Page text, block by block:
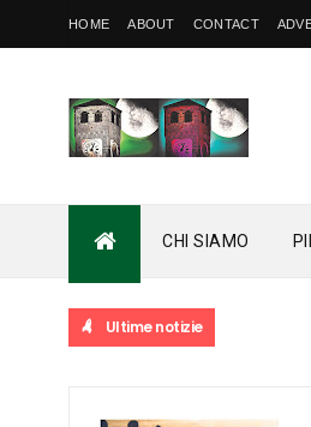
HOME ABOUT CONTACT
CHI SIAMO
Ultime notizie